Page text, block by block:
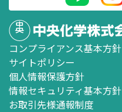
コンプライアンス基本方針
サイトポリシー
個人情報保護方針
情報セキュリティ基本方針
お取引先様通報制度